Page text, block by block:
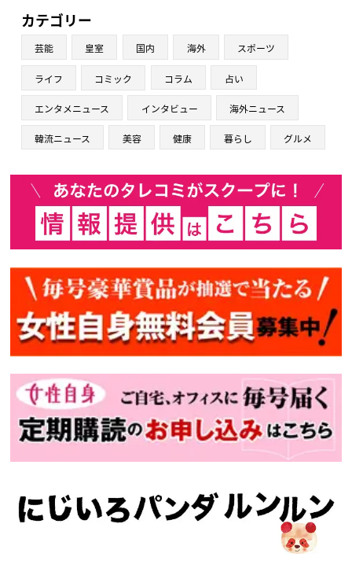
カテゴリー
芸能 皇室 国内 海外 スポーツ
ライフ コミック コラム 占い
エンタメニュース インタビュー 海外ニュース
韓流ニュース 美容 健康 暮らし グルメ